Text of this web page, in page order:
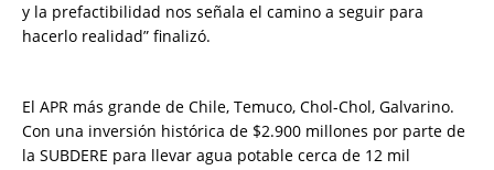
y la prefactibilidad nos señala el camino a seguir para
hacerlo realidad” finalizó.
El APR más grande de Chile, Temuco, Chol-Chol, Galvarino.
Con una inversión histórica de $2.900 millones por parte de
la SUBDERE para llevar agua potable cerca de 12 mil